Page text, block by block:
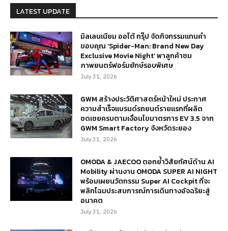
LATEST UPDATE
มิลเลนเนียม ออโต้ กรุ๊ป จัดกิจกรรมแทนคำ
ขอบคุณ ‘Spider-Man: Brand New Day
Exclusive Movie Night’ พาลูกค้าชม
ภาพยนตร์ฟอร์มยักษ์รอบพิเศษ
July 31, 2026
GWM สร้างประวัติศาสตร์หน้าใหม่ ประกาศ
ความสำเร็จแบรนด์รถยนต์รายแรกที่ผลิต
ชดเชยครบตามเงื่อนไขมาตรการ EV 3.5 จาก
GWM Smart Factory จังหวัดระยอง
July 31, 2026
OMODA & JAECOO ตอกย้ำวิสัยทัศน์ด้าน AI
Mobility ผ่านงาน OMODA SUPER AI NIGHT
พร้อมเผยนวัตกรรม Super AI Cockpit ที่จะ
พลิกโฉมประสบการณ์การเดินทางอัจฉริยะสู่
อนาคต
July 31, 2026